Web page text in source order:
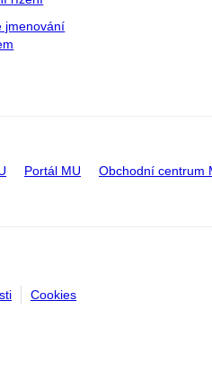
jmenování
Portál MU Obchodní centrum
Cookies